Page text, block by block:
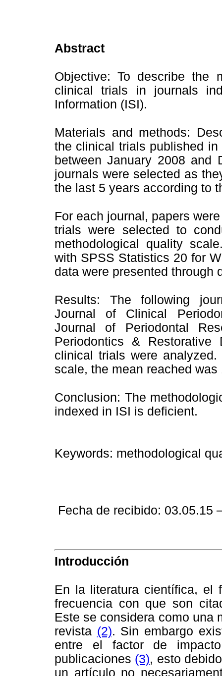
Abstract
Objective: To describe the
clinical trials in journals
Information (ISI).
Materials and methods:
the clinical trials published
between January 2008 and
journals were selected as
the last 5 years according to
For each journal, papers
trials were selected to
methodological quality
with SPSS Statistics 20 for
data were presented through
Results: The following
Journal of Clinical
Journal of Periodontal
Periodontics & Restorative
clinical trials were
scale, the mean reached was
Conclusion: The
indexed in ISI is deficient.
Keywords: methodological
Fecha de recibido: 03.05.15
Introducción
En la literatura científica, el
frecuencia con que son
Este se considera como una
revista (2). Sin embargo
entre el factor de
publicaciones (3), esto
un artículo no